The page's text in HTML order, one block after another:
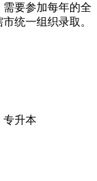
要参加每年的全
统一组织录取。
专升本